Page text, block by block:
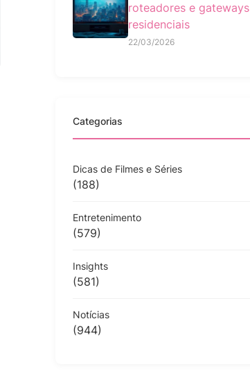
roteadores e gateways
residenciais
22/03/2026
Categorias
Dicas de Filmes e Séries
(188)
Entretenimento
(579)
Insights
(581)
Notícias
(944)